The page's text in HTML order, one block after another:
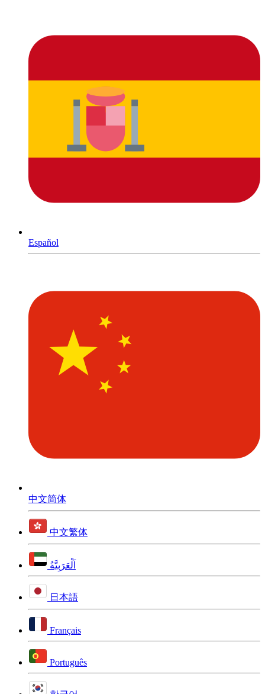
Español
中文简体
中文繁体
اَلْعَرَبِيَّةُ
日本語
Français
Português